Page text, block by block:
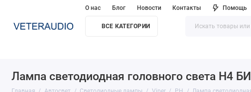
О нас Блог Новости Контакты Помощь
ВСЕ КАТЕГОРИИ
Лампа светодиодная головного света H4